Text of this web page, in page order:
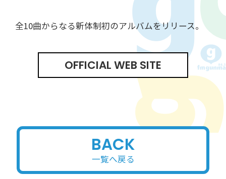
全10曲からなる新体制初のアルバムをリリース。
OFFICIAL WEB SITE
BACK
一覧へ戻る